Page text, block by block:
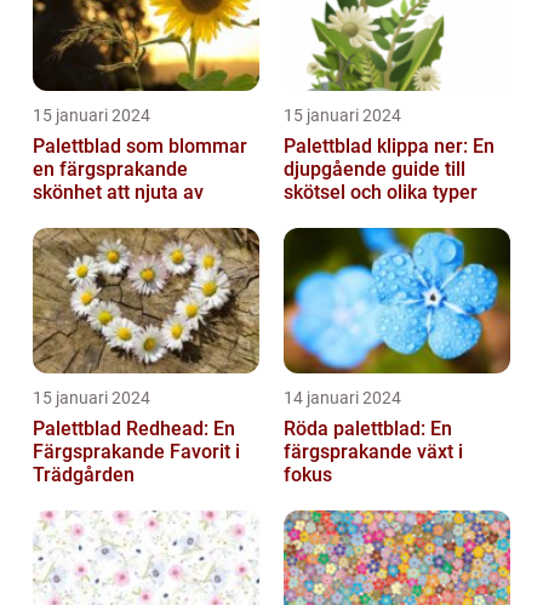
15 januari 2024
Palettblad som blommar
en färgsprakande
skönhet att njuta av
15 januari 2024
Palettblad klippa ner: En
djupgående guide till
skötsel och olika typer
15 januari 2024
Palettblad Redhead: En
Färgsprakande Favorit i
Trädgården
14 januari 2024
Röda palettblad: En
färgsprakande växt i
fokus